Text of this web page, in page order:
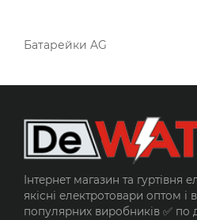
Вольт
Батарейки AG
Інтернет магазин та гуртівня
якісні електротовари оптом і
популярних виробників ✅ по